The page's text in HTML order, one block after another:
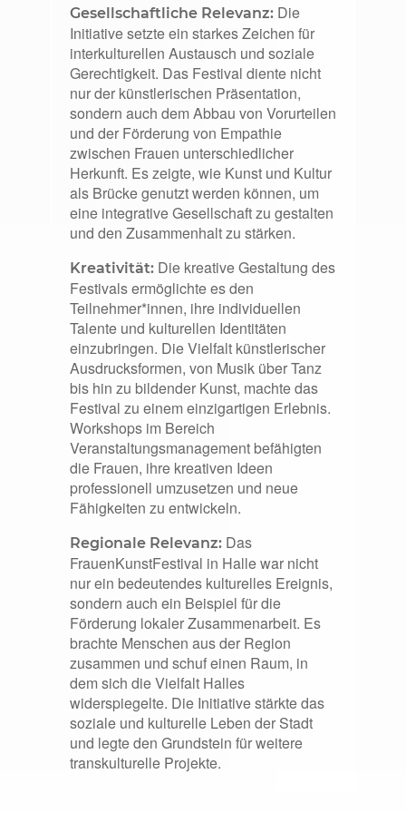
Gesellschaftliche Relevanz: Die
Initiative setzte ein starkes Zeichen für
interkulturellen Austausch und soziale
Gerechtigkeit. Das Festival diente nicht
nur der künstlerischen Präsentation,
sondern auch dem Abbau von Vorurteilen
und der Förderung von Empathie
zwischen Frauen unterschiedlicher
Herkunft. Es zeigte, wie Kunst und Kultur
als Brücke genutzt werden können, um
eine integrative Gesellschaft zu gestalten
und den Zusammenhalt zu stärken.
Kreativität: Die kreative Gestaltung des
Festivals ermöglichte es den
Teilnehmer*innen, ihre individuellen
Talente und kulturellen Identitäten
einzubringen. Die Vielfalt künstlerischer
Ausdrucksformen, von Musik über Tanz
bis hin zu bildender Kunst, machte das
Festival zu einem einzigartigen Erlebnis.
Workshops im Bereich
Veranstaltungsmanagement befähigten
die Frauen, ihre kreativen Ideen
professionell umzusetzen und neue
Fähigkeiten zu entwickeln.
Regionale Relevanz: Das
FrauenKunstFestival in Halle war nicht
nur ein bedeutendes kulturelles Ereignis,
sondern auch ein Beispiel für die
Förderung lokaler Zusammenarbeit. Es
brachte Menschen aus der Region
zusammen und schuf einen Raum, in
dem sich die Vielfalt Halles
widerspiegelte. Die Initiative stärkte das
soziale und kulturelle Leben der Stadt
und legte den Grundstein für weitere
transkulturelle Projekte.